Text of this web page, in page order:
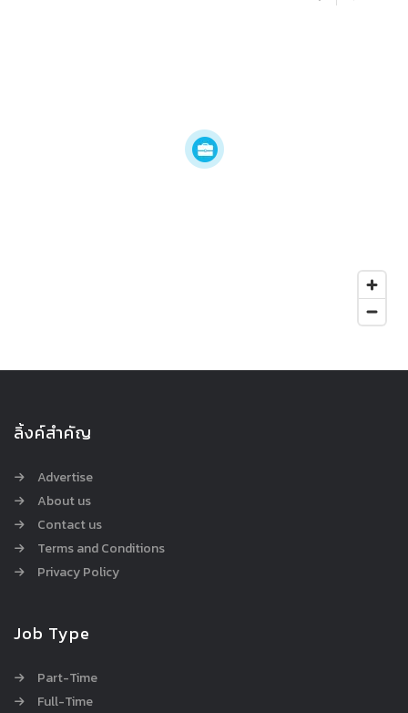
ลิ้งค์สำคัญ
Advertise
About us
Contact us
Terms and Conditions
Privacy Policy
Job Type
Part-Time
Full-Time